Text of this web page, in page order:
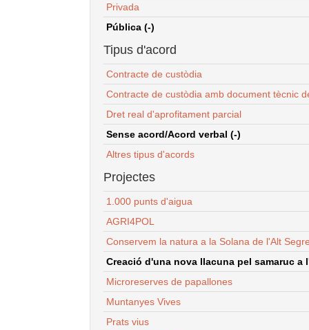
Privada
Pública (-)
Tipus d'acord
Contracte de custòdia
Contracte de custòdia amb document tècnic
Dret real d'aprofitament parcial
Sense acord/Acord verbal (-)
Altres tipus d'acords
Projectes
1.000 punts d'aigua
AGRI4POL
Conservem la natura a la Solana de l'Alt
Creació d'una nova llacuna pel samaruc a
Microreserves de papallones
Muntanyes Vives
Prats vius